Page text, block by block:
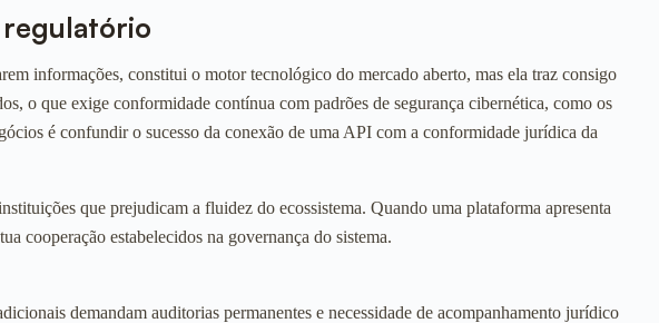
informações, constitui o motor tecnológico do mercado aberto, mas ela traz consigo
o que exige conformidade contínua com padrões de segurança cibernética, como os
é confundir o sucesso da conexão de uma API com a conformidade jurídica da
que prejudicam a fluidez do ecossistema. Quando uma plataforma apresenta
cooperação estabelecidos na governança do sistema.
demandam auditorias permanentes e necessidade de acompanhamento jurídico